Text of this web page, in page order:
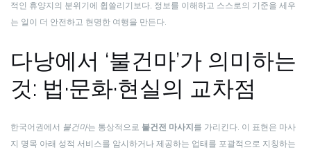
적인 휴양지의 분위기에 휩쓸리기보다, 정보를 이해하고 스스로의 기준을 세우
는 일이 더 안전하고 현명한 여행을 만든다.
다낭에서 ‘불건마’가 의미하는
것: 법·문화·현실의 교차점
한국어권에서 불건마는 통상적으로 불건전 마사지 를 가리킨다. 이 표현은 마사
지 명목 아래 성적 서비스를 암시하거나 제공하는 업태를 포괄적으로 지칭하는